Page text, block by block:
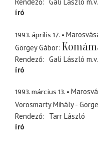
Rendező Gali László m.v.
író
1993. április 17.
Görgey Gábor
Rendező Gali László m.v.
író
1993. március 13.
Vörösmarty Mihály -
Rendező
Tarr László
író